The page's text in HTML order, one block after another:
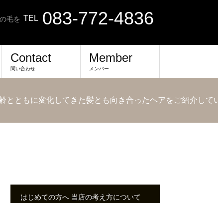
毛を TEL 083-772-4836
Contact
問い合わせ
Member
メンバー
とともに変化してきた髪とも向き合ったヘアをご紹介して
はじめての方へ 当店の考え方について